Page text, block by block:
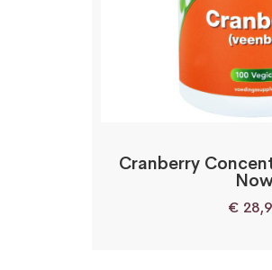
Cranberry
€